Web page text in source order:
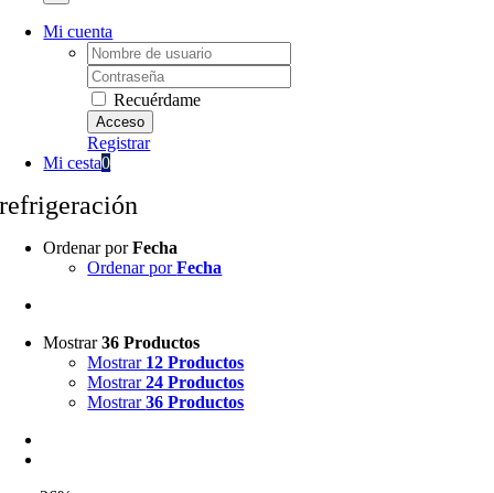
Mi cuenta
Username:
Password:
Recuérdame
Registrar
Mi cesta0
refrigeración
Ordenar porFecha
Ordenar porFecha
Mostrar36 Productos
Mostrar 12 Productos
Mostrar24 Productos
Mostrar36 Productos